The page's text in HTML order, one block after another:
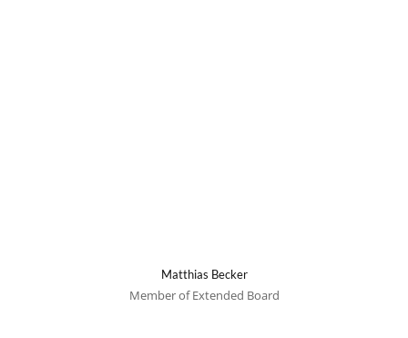
Matthias Becker
Member of Extended Board